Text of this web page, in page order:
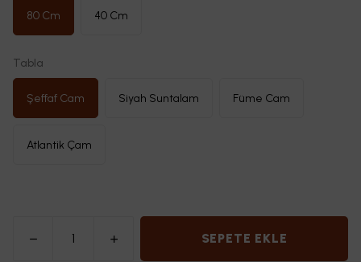
80 Cm 40 Cm
Tabla
Şeffaf Cam Siyah Suntalam Füme Cam
Atlantik Çam
SEPETE EKLE